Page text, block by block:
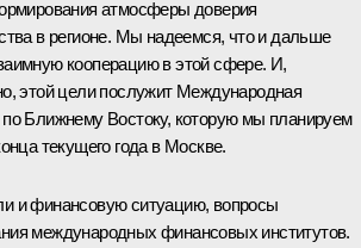
атмосферы доверия
в регионе. Мы надеемся, что и дальше
кооперацию в этой сфере. И,
этой цели послужит Международная
Ближнему Востоку, которую мы планируем
текущего года в Москве.
и финансовую ситуацию, вопросы
международных финансовых институтов.